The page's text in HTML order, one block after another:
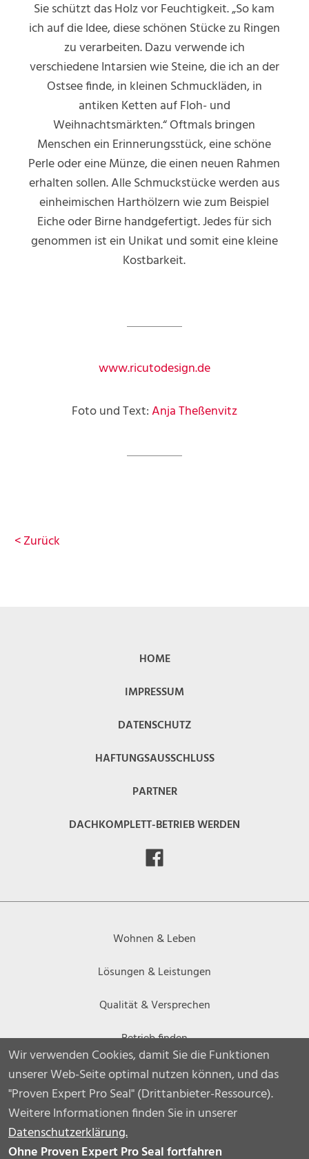
Sie schützt das Holz vor Feuchtigkeit. „So kam
ich auf die Idee, diese schönen Stücke zu Ringen
zu verarbeiten. Dazu verwende ich
verschiedene Intarsien wie Steine, die ich an der
Ostsee finde, in kleinen Schmuckläden, in
antiken Ketten auf Floh- und
Weihnachtsmärkten.“ Oftmals bringen
Menschen ein Erinnerungsstück, eine schöne
Perle oder eine Münze, die einen neuen Rahmen
erhalten sollen. Alle Schmuckstücke werden aus
einheimischen Harthölzern wie zum Beispiel
Eiche oder Birne handgefertigt. Jedes für sich
genommen ist ein Unikat und somit eine kleine
Kostbarkeit.
www.ricutodesign.de
Foto und Text:Anja Theßenvitz
<Zurück
HOME
IMPRESSUM
DATENSCHUTZ
HAFTUNGSAUSSCHLUSS
PARTNER
DACHKOMPLETT-BETRIEB WERDEN
Wohnen & Leben
Lösungen & Leistungen
Qualität & Versprechen
Betrieb finden
Inspirationen
© 2026 DachKomplett | Fördergesellschaft des Zimmerer-
Wir verwenden Cookies, damit Sie die Funktionen
unserer Web-Seite optimal nutzen können, und das
"Proven Expert Pro Seal" (Drittanbieter-Ressource).
Weitere Informationen finden Sie in unserer
Datenschutzerklärung.
Ohne Proven Expert Pro Seal fortfahren